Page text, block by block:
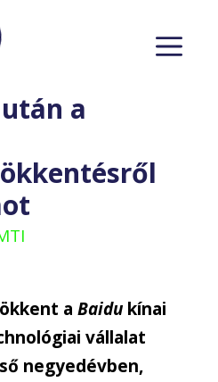
a
a Baidu kínai
vállalat
negyedévben,